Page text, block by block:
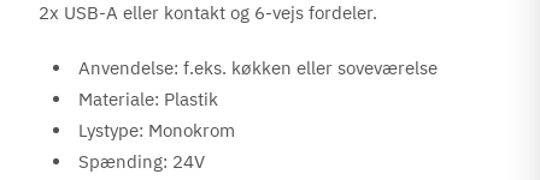
2x USB-A eller kontakt og 6-vejs fordeler.
Anvendelse: f.eks. køkken eller soveværelse
Materiale: Plastik
Lystype: Monokrom
Spænding: 24V